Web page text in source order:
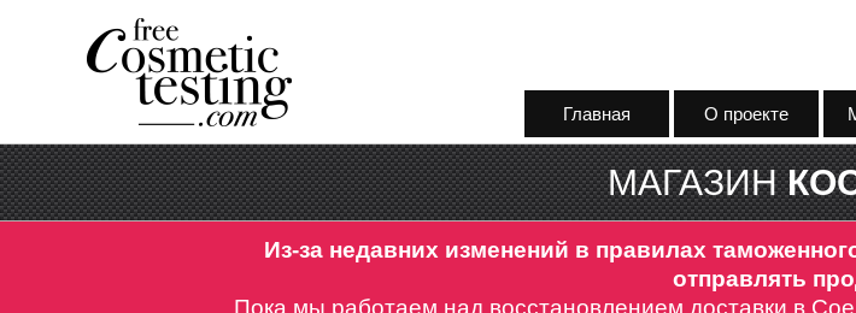
Главная О проекте
МАГАЗИН
Из-за недавних изменений в правилах
отправлять
Пока мы работаем над восстановлением доставки в